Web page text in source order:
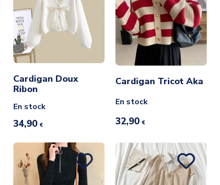
Cardigan Doux
Ribon
En stock
34,90 €
Cardigan Tricot Aka
En stock
32,90 €